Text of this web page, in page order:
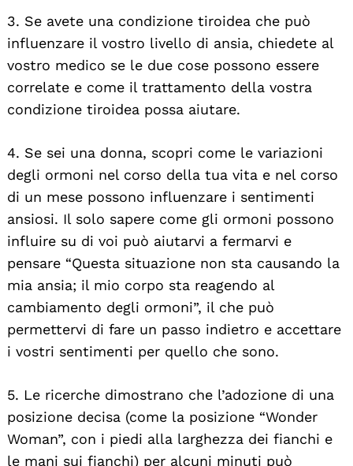
3. Se avete una condizione tiroidea che può
influenzare il vostro livello di ansia, chiedete al
vostro medico se le due cose possono essere
correlate e come il trattamento della vostra
condizione tiroidea possa aiutare.
4. Se sei una donna, scopri come le variazioni
degli ormoni nel corso della tua vita e nel corso
di un mese possono influenzare i sentimenti
ansiosi. Il solo sapere come gli ormoni possono
influire su di voi può aiutarvi a fermarvi e
pensare “Questa situazione non sta causando la
mia ansia; il mio corpo sta reagendo al
cambiamento degli ormoni”, il che può
permettervi di fare un passo indietro e accettare
i vostri sentimenti per quello che sono.
5. Le ricerche dimostrano che l’adozione di una
posizione decisa (come la posizione “Wonder
Woman”, con i piedi alla larghezza dei fianchi e
le mani sui fianchi) per alcuni minuti può